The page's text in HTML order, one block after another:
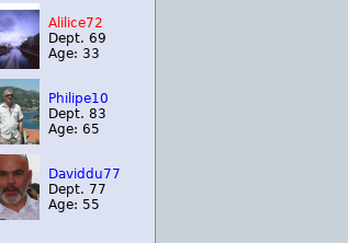
Alilice72
Dept. 69
Age: 33
Philipe10
Dept. 83
Age: 65
Daviddu77
Dept. 77
Age: 55